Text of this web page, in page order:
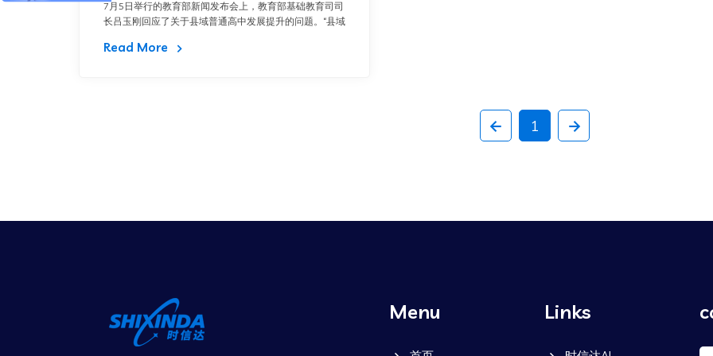
7月5日举行的教育部新闻发布会上，教育部基础教育司司
长吕玉刚回应了关于县域普通高中发展提升的问题。“县域
Read More
1
Menu Links